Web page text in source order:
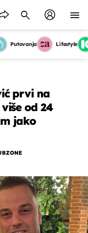
Putovanja Lifestyle
prvi na
od 24
jako